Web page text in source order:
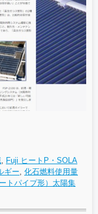
Fuji ヒートP・SOLA
ギー 化石燃料使用量
トパイプ形）太陽集